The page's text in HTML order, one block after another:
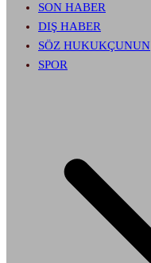
SON HABER
DIŞ HABER
SÖZ HUKUKÇUNUN
SPOR